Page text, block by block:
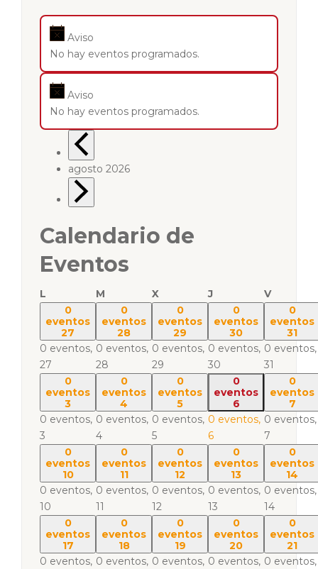
Aviso
No hay eventos programados.
Aviso
No hay eventos programados.
agosto 2026
Calendario de
Eventos
L M X J
V
0
eventos
27
0 eventos,
27
0
eventos
28
0 eventos,
28
0
eventos
29
0 eventos,
29
0
eventos
30
0 eventos,
30
0
eventos
31
0 eventos,
31
0
eventos
3
0 eventos,
3
0
eventos
4
0 eventos,
4
0
eventos
5
0 eventos,
5
0
eventos
6
0 eventos,
6
0
eventos
7
0 eventos,
7
0
eventos
10
0 eventos,
10
0
eventos
11
0 eventos,
11
0
eventos
12
0 eventos,
12
0
eventos
13
0 eventos,
13
0
eventos
14
0 eventos,
14
0
eventos
17
0 eventos,
0
eventos
18
0 eventos,
0
eventos
19
0 eventos,
0
eventos
20
0 eventos,
0
eventos
21
0 eventos,